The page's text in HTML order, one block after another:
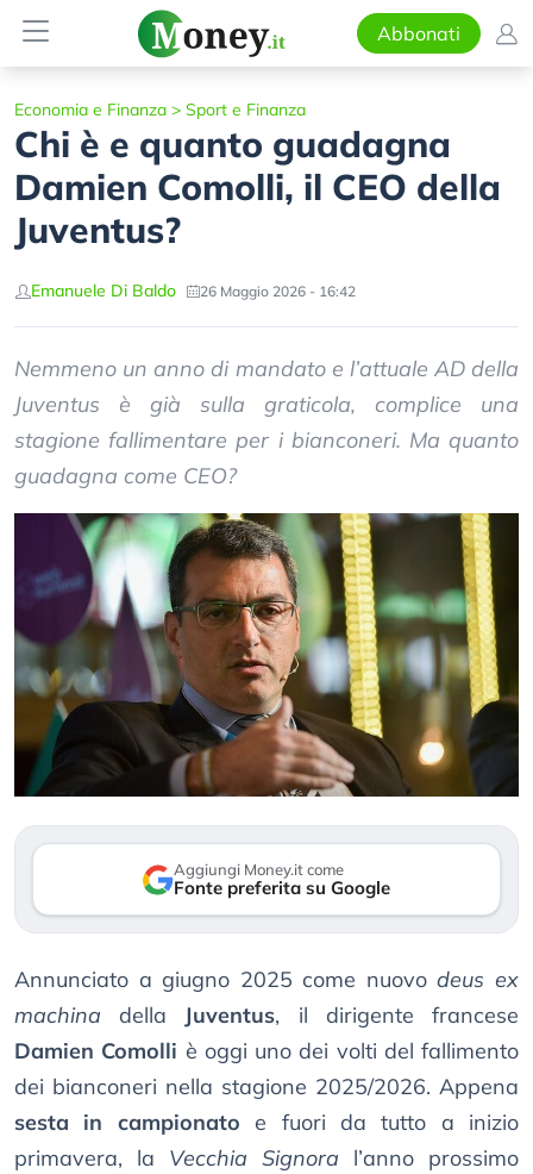
Abbonati
Economia e Finanza > Sport e Finanza
Chi è e quanto guadagna
Damien Comolli, il CEO della
Juventus?
Emanuele Di Baldo 26 Maggio 2026 - 16:42
Nemmeno un anno di mandato e l’attuale AD della
Juventus è già sulla graticola, complice una
stagione fallimentare per i bianconeri. Ma quanto
guadagna come CEO?
Aggiungi Money.it come
Fonte preferita su Google
Annunciato a giugno 2025 come nuovodeus ex
machina della Juventus, il dirigente francese
Damien Comolli è oggi uno dei volti del fallimento
dei bianconeri nella stagione 2025/2026. Appena
sesta in campionato e fuori da tutto a inizio
primavera, la Vecchia Signora l’anno prossimo